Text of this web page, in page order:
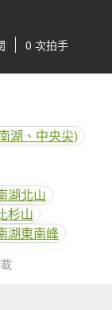
0 次拍手
湖、中央尖)
湖北山
杉山
湖東南峰